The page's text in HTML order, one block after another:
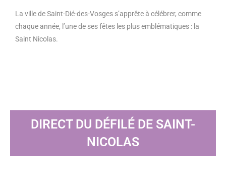
La ville de Saint-Dié-des-Vosges s’apprête à célébrer, comme
chaque année, l’une de ses fêtes les plus emblématiques : la
Saint Nicolas.
DIRECT DU DÉFILÉ DE SAINT-
NICOLAS